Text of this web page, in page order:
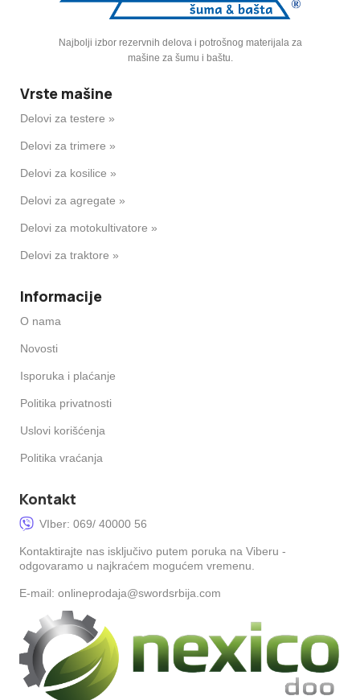
Najbolji izbor rezervnih delova i potrošnog materijala za
mašine za šumu i baštu.
Vrste mašine
Delovi za testere »
Delovi za trimere »
Delovi za kosilice »
Delovi za agregate »
Delovi za motokultivatore »
Delovi za traktore »
Informacije
O nama
Novosti
Isporuka i plaćanje
Politika privatnosti
Uslovi korišćenja
Politika vraćanja
Kontakt
VIber: 069/ 40000 56
Kontaktirajte nas isključivo putem poruka na Viberu -
odgovaramo u najkraćem mogućem vremenu.
E-mail: onlineprodaja@swordsrbija.com